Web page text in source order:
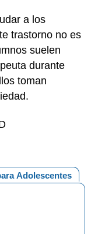
a los
trastorno no es
suelen
durante
toman
Adolescentes